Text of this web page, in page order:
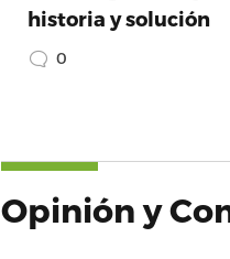
historia y solución
0
Opinión y